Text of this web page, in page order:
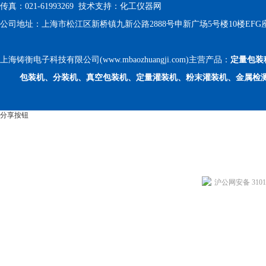
传真：021-61993269 技术支持： 化工仪器网
公司地址：上海市松江区新桥镇九新公路2888号申新广场5号楼10楼EFG
上海铸衡电子科技有限公司(www.mbaozhuangji.com)主营产品： 定量包装
包装机、分装机、真空包装机、定量灌装机、粉末灌装机、金属检
分享按钮
沪公网安备